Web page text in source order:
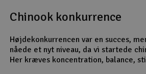
Chinook konkurrence
Højdekonkurrencen var en succes,
nåede et nyt niveau, da vi startede
Her kræves koncentration, balance,